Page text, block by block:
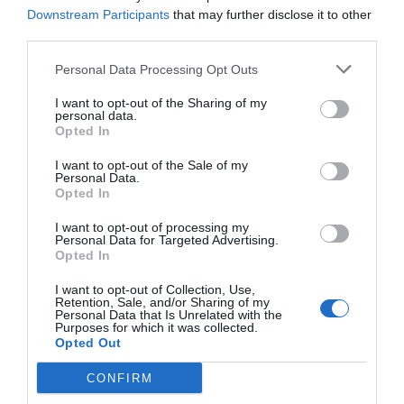
Downstream Participants that may further disclose it to other
Personal Data Processing Opt Outs
I want to opt-out of the Sharing of my
personal data.
Opted In
I want to opt-out of the Sale of my
Personal Data.
Opted In
I want to opt-out of processing my
Personal Data for Targeted Advertising.
Opted In
I want to opt-out of Collection, Use,
Retention, Sale, and/or Sharing of my
Personal Data that Is Unrelated with the
Purposes for which it was collected.
Opted Out
CONFIRM
unint a la seva plataforma, que creix
principalment en les ciutats de Barcelona i Madrid
Barbastro, a Osca."Quan tens un milió de
candidats, vol dir que en tots els llocs
d'Espanya tens gent",
Seguint el model de Wallapop, al que ha citat com
a referència,
èxit, almenys ara per ara.La gratuïtat del servei
els està garantint una audiència important i per
posar-li preu al servei que ofereixen. "No
pretenem arribar al nivell d'altres empreses,sinó
que el nostre focus de creixement ho estem
aconseguint",declara el seu director general a
Espanya.